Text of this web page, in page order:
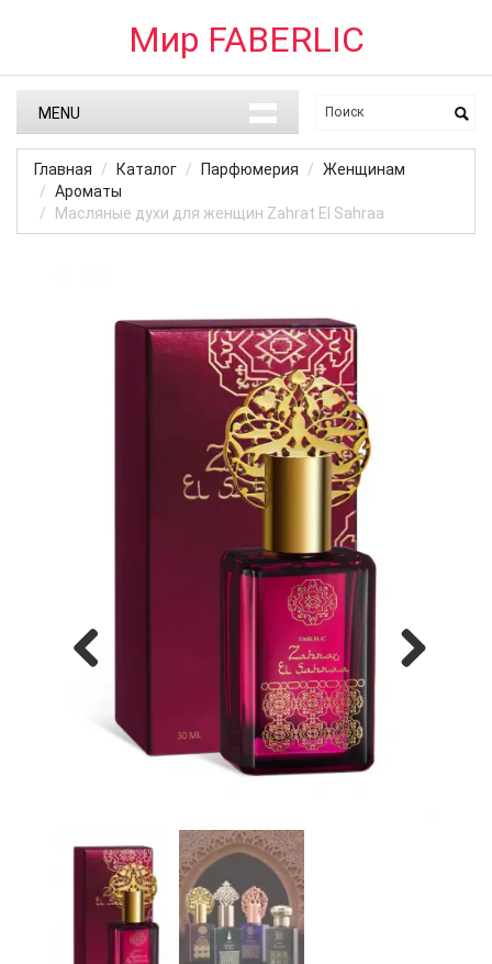
Мир FABERLIC
MENU
Главная Каталог Парфюмерия
Женщинам
Ароматы
Масляные духи для женщин Zahrat El Sahraa